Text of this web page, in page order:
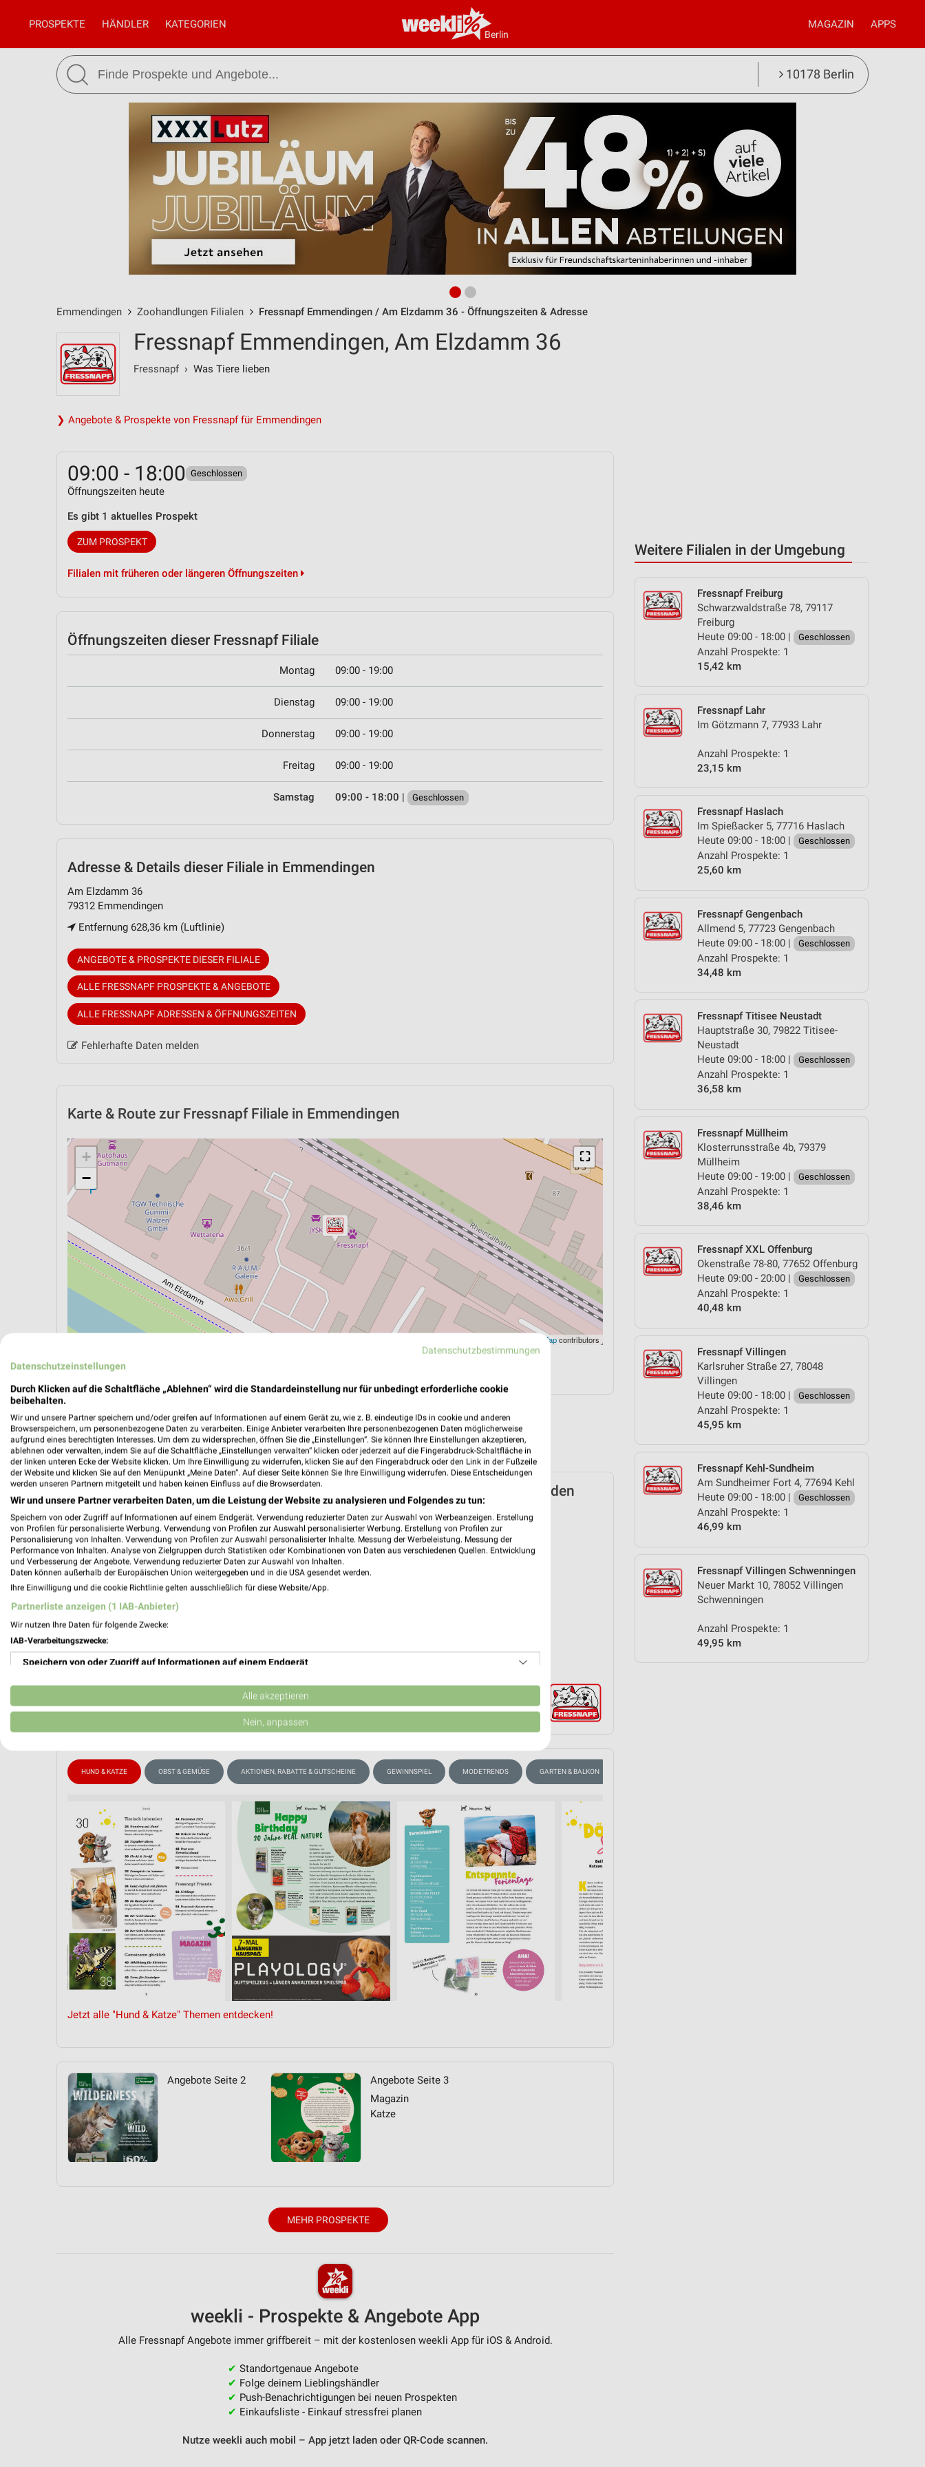
Berlin
PROSPEKTE HÄNDLER KATEGORIEN MAGAZIN APPS
10178 Berlin
Emmendingen Zoohandlungen Filialen Fressnapf Emmendingen / Am Elzdamm 36 - Öffnungszeiten & Adresse
Weitere Filialen in der Umgebung
Fressnapf Freiburg
Schwarzwaldstraße 78, 79117
Freiburg
Heute 09:00 - 18:00 |
Geschlossen
Anzahl Prospekte: 1
15,42 km
Fressnapf Lahr
Im Götzmann 7, 77933 Lahr
Anzahl Prospekte: 1
23,15 km
Fressnapf Haslach
Im Spießacker 5, 77716 Haslach
Heute 09:00 - 18:00 |
Geschlossen
Anzahl Prospekte: 1
25,60 km
Fressnapf Gengenbach
Allmend 5, 77723 Gengenbach
Heute 09:00 - 18:00 |
Geschlossen
Anzahl Prospekte: 1
34,48 km
Fressnapf Titisee Neustadt
Hauptstraße 30, 79822 Titisee-
Neustadt
Heute 09:00 - 18:00 |
Geschlossen
Anzahl Prospekte: 1
36,58 km
Fressnapf Müllheim
Klosterrunsstraße 4b, 79379
Müllheim
Heute 09:00 - 19:00 |
Geschlossen
Anzahl Prospekte: 1
38,46 km
Fressnapf XXL Offenburg
Okenstraße 78-80, 77652 Offenburg
Heute 09:00 - 20:00 |
Geschlossen
Anzahl Prospekte: 1
40,48 km
Fressnapf Villingen
Karlsruher Straße 27, 78048
Villingen
Heute 09:00 - 18:00 |
Geschlossen
Anzahl Prospekte: 1
45,95 km
Fressnapf Kehl-Sundheim
Am Sundheimer Fort 4, 77694 Kehl
Heute 09:00 - 18:00 |
Geschlossen
Anzahl Prospekte: 1
46,99 km
Fressnapf Villingen Schwenningen
Neuer Markt 10, 78052 Villingen
Schwenningen
Anzahl Prospekte: 1
49,95 km
Fressnapf Emmendingen, Am Elzdamm 36
Fressnapf› Was Tiere lieben
❯ Angebote & Prospekte von Fressnapf für Emmendingen
09:00 - 18:00 Geschlossen
Öffnungszeiten heute
Es gibt 1 aktuelles Prospekt
ZUM PROSPEKT
Filialen mit früheren oder längeren Öffnungszeiten
Öffnungszeiten dieser Fressnapf Filiale
Montag 09:00 - 19:00
Dienstag 09:00 - 19:00
Donnerstag 09:00 - 19:00
Freitag 09:00 - 19:00
Samstag 09:00 - 18:00 | Geschlossen
Adresse & Details dieser Filiale in Emmendingen
Am Elzdamm 36
79312 Emmendingen
Entfernung 628,36 km (Luftlinie)
ANGEBOTE & PROSPEKTE DIESER FILIALE
ALLE FRESSNAPF PROSPEKTE & ANGEBOTE
ALLE FRESSNAPF ADRESSEN & ÖFFNUNGSZEITEN
Fehlerhafte Daten melden
Karte & Route zur Fressnapf Filiale in Emmendingen
⛶
+
−
OpenStreetMapcontributors
ÖPNV ANZEIGEN
Aktuelle Angebote in dieser Filiale
Anzahl Prospekte: 1
Letztes Prospektupdate: vor 8 Tagen
Fressnapf Prospekt für Emmendingen ab Sa. den
01.08.
Fressnapf Friends
Gültig von 01. Aug. bis 31. Aug.
📅 Kalendereintrag erstellen
HUND & KATZE OBST & GEMÜSE AKTIONEN, RABATTE & GUTSCHEINE GEWINNSPIEL MODETRENDS GARTEN & BALKON
Jetzt alle "Hund & Katze" Themen entdecken!
Angebote Seite 2
Angebote Seite 3
Magazin
Katze
MEHR PROSPEKTE
weekli - Prospekte & Angebote App
Alle Fressnapf Angebote immer griffbereit – mit der kostenlosen weekli App für iOS & Android.
✔ Standortgenaue Angebote
✔ Folge deinem Lieblingshändler
✔ Push-Benachrichtigungen bei neuen Prospekten
✔ Einkaufsliste - Einkauf stressfrei planen
Nutze weekli auch mobil – App jetzt laden oder QR-Code scannen.
Datenschutzbestimmungen
Datenschutzeinstellungen
Durch Klicken auf die Schaltfläche „Ablehnen“ wird die Standardeinstellung nur für unbedingt erforderliche cookie
beibehalten.
Wir und unsere Partner speichern und/oder greifen auf Informationen auf einem Gerät zu, wie z. B. eindeutige IDs in cookie und anderen
Browserspeichern, um personenbezogene Daten zu verarbeiten. Einige Anbieter verarbeiten Ihre personenbezogenen Daten möglicherweise
aufgrund eines berechtigten Interesses. Um dem zu widersprechen, öffnen Sie die „Einstellungen“. Sie können Ihre Einstellungen akzeptieren,
ablehnen oder verwalten, indem Sie auf die Schaltfläche „Einstellungen verwalten“ klicken oder jederzeit auf die Fingerabdruck-Schaltfläche in
der linken unteren Ecke der Website klicken. Um Ihre Einwilligung zu widerrufen, klicken Sie auf den Fingerabdruck oder den Link in der Fußzeile
der Website und klicken Sie auf den Menüpunkt „Meine Daten“. Auf dieser Seite können Sie Ihre Einwilligung widerrufen. Diese Entscheidungen
werden unseren Partnern mitgeteilt und haben keinen Einfluss auf die Browserdaten.
Wir und unsere Partner verarbeiten Daten, um die Leistung der Website zu analysieren und Folgendes zu tun:
Speichern von oder Zugriff auf Informationen auf einem Endgerät. Verwendung reduzierter Daten zur Auswahl von Werbeanzeigen. Erstellung
von Profilen für personalisierte Werbung. Verwendung von Profilen zur Auswahl personalisierter Werbung. Erstellung von Profilen zur
Personalisierung von Inhalten. Verwendung von Profilen zur Auswahl personalisierter Inhalte. Messung der Werbeleistung. Messung der
Performance von Inhalten. Analyse von Zielgruppen durch Statistiken oder Kombinationen von Daten aus verschiedenen Quellen. Entwicklung
und Verbesserung der Angebote. Verwendung reduzierter Daten zur Auswahl von Inhalten.
Daten können außerhalb der Europäischen Union weitergegeben und in die USA gesendet werden.
Ihre Einwilligung und die cookie Richtlinie gelten ausschließlich für diese Website/App.
Partnerliste anzeigen (1 IAB-Anbieter)
Wir nutzen Ihre Daten für folgende Zwecke:
IAB-Verarbeitungszwecke:
Speichern von oder Zugriff auf Informationen auf einem Endgerät
Verwendung reduzierter Daten zur Auswahl von Werbeanzeigen
Erstellung von Profilen für personalisierte Werbung
Erstellung von Profilen zur Personalisierung von Inhalten
Verwendung von Profilen zur Auswahl personalisierter Inhalte
Messung der Werbeleistung
Messung der Performance von Inhalten
Analyse von Zielgruppen durch Statistiken oder Kombinationen von Daten aus verschiedenen
Entwicklung und Verbesserung der Angebote
Verwendung reduzierter Daten zur Auswahl von Inhalten
IAB-Besonderheiten:
Notwendig
Performance
Funktional
Alle akzeptieren
Nein, anpassen